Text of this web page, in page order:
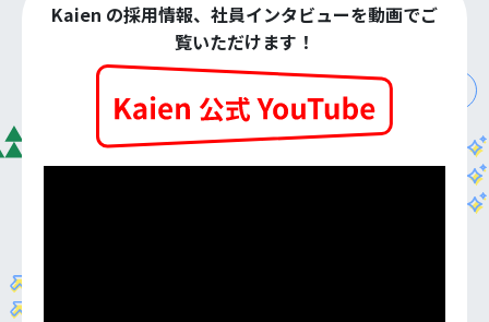
Kaien の採用情報、社員インタビューを動画でご
覧いただけます！